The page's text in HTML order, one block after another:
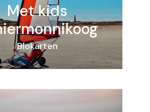
Met kids
Blokarten